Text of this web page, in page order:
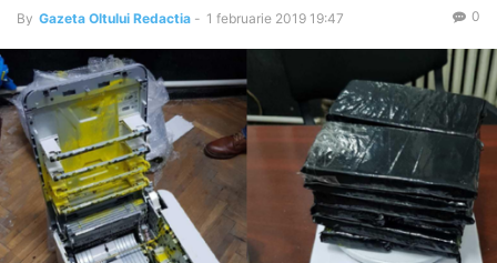
By Gazeta Oltului Redactia - 1 februarie 2019 19:47 0